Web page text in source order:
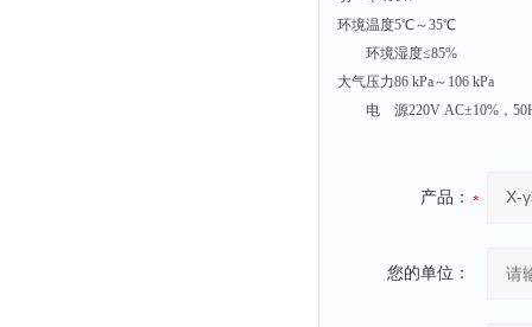
环境温度5℃～35℃
环境湿度≤85%
大气压力86 kPa～106 kPa
电 源220V AC±10%，
产品：
您的单位：